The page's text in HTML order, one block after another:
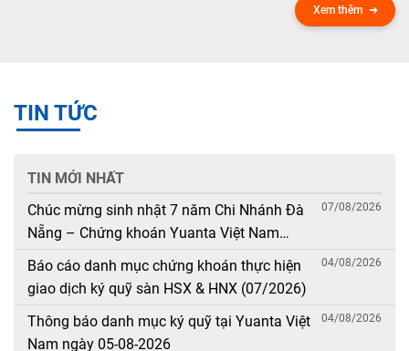
Xem thêm
TIN TỨC
TIN MỚI NHẤT
Chúc mừng sinh nhật 7 năm Chi Nhánh Đà
Nẵng – Chứng khoán Yuanta Việt Nam
(08/08/2019 – 08/08/2026)
07/08/2026
Báo cáo danh mục chứng khoán thực hiện
giao dịch ký quỹ sàn HSX & HNX (07/2026)
04/08/2026
Thông báo danh mục ký quỹ tại Yuanta Việt
Nam ngày 05-08-2026
04/08/2026